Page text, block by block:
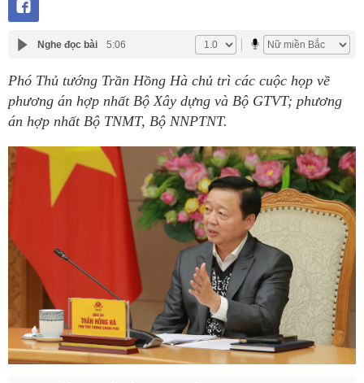
Nghe đọc bài 5:06
Phó Thủ tướng Trần Hồng Hà chủ trì các cuộc họp về
phương án hợp nhất Bộ Xây dựng và Bộ GTVT; phương
án hợp nhất Bộ TNMT, Bộ NNPTNT.